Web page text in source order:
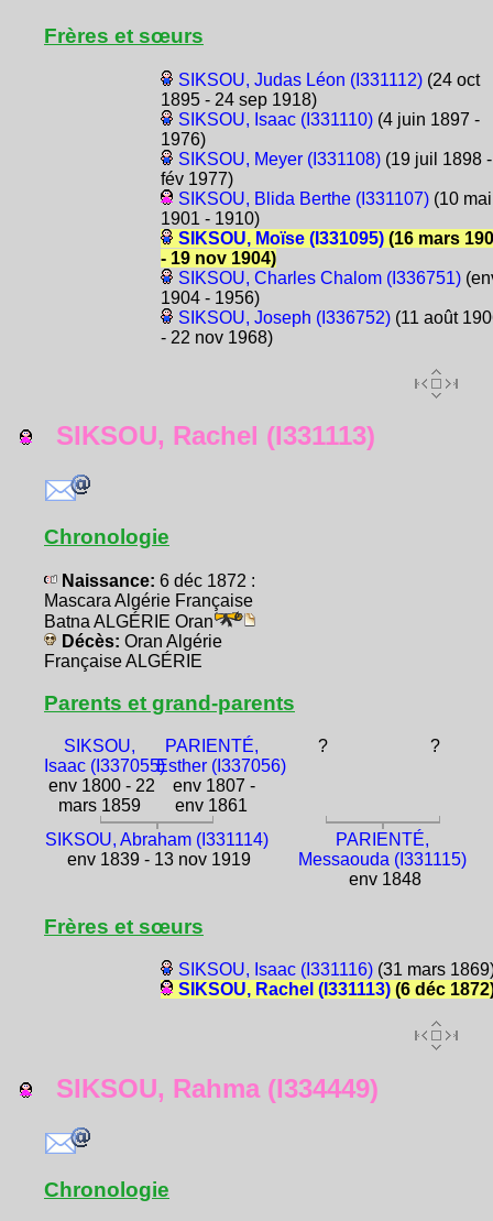
Frères et sœurs
SIKSOU, Judas Léon (I331112)(24 oct
1895 - 24 sep 1918)
SIKSOU, Isaac (I331110)(4 juin 1897 -
1976)
SIKSOU, Meyer (I331108)(19 juil 1898
fév 1977)
SIKSOU, Blida Berthe (I331107)(10 mai
1901 - 1910)
SIKSOU, Moïse (I331095)(16 mars
- 19 nov 1904)
SIKSOU, Charles Chalom (I336751)
1904 - 1956)
SIKSOU, Joseph (I336752)(11 août
- 22 nov 1968)
SIKSOU, Rachel (I331113)
Chronologie
Naissance: 6 déc 1872 :
Mascara Algérie Française
Batna ALGÉRIE Oran
Décès: Oran Algérie
Française ALGÉRIE
Parents et grand-parents
SIKSOU,
Isaac (I337055)
env 1800 - 22
mars 1859
PARIENTÉ,
Esther (I337056)
env 1807 -
env 1861
? ?
SIKSOU, Abraham (I331114)
env 1839 - 13 nov 1919
PARIENTÉ,
Messaouda (I331115)
env 1848
Frères et sœurs
SIKSOU, Isaac (I331116)(31 mars
SIKSOU, Rachel (I331113)(6 déc
SIKSOU, Rahma (I334449)
Chronologie